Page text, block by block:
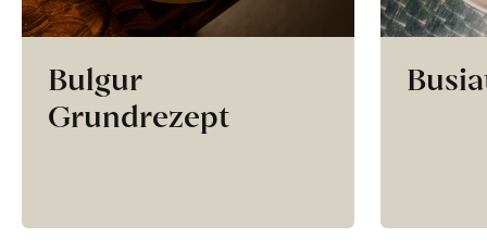
Bulgur
Grundrezept